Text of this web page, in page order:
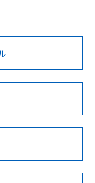
、以下を必ずお読
Cr(VI)